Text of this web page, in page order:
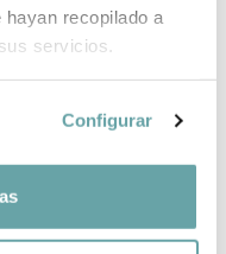
recopilado a
servicios.
Configurar